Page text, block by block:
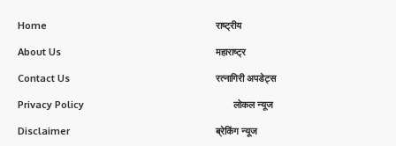
Home
About Us
Contact Us
Privacy Policy
Disclaimer
राष्ट्रीय
महाराष्ट्र
रत्नागिरी अपडेट्स
लोकल न्यूज
ब्रेकिंग न्यूज